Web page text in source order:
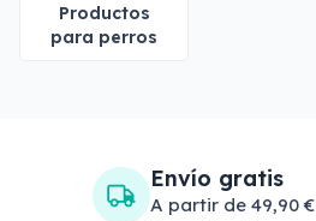
Productos
para perros
Envío gratis
A partir de 49,90 €